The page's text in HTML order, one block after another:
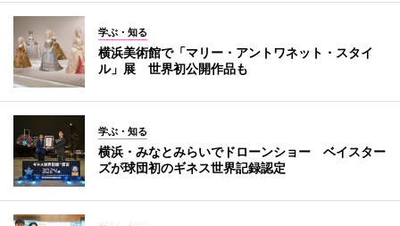
学ぶ・知る
横浜美術館で「マリー・アントワネット・スタイ
ル」展 世界初公開作品も
学ぶ・知る
横浜・みなとみらいでドローンショー ベイスター
ズが球団初のギネス世界記録認定